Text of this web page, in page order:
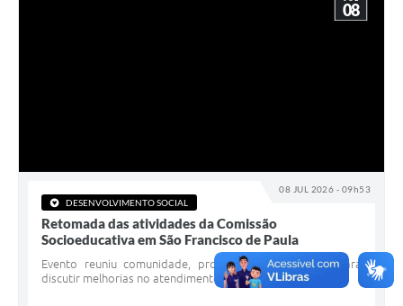
08 JUL 2026 - 09h53
08
DESENVOLVIMENTO SOCIAL
Retomada das atividades da Comissão
Socioeducativa em São Francisco de Paula
Evento reuniu comunidade, profissionais e gestores para
discutir melhorias no atendimento socioeducativo